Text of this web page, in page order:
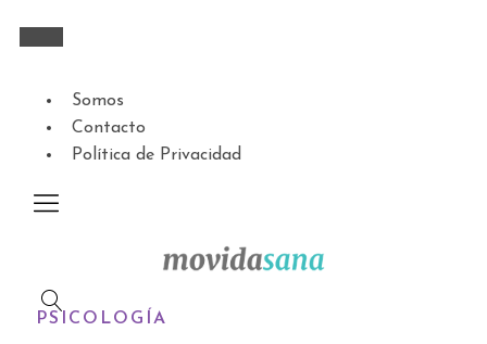
Somos
Contacto
Política de Privacidad
PSICOLOGÍA